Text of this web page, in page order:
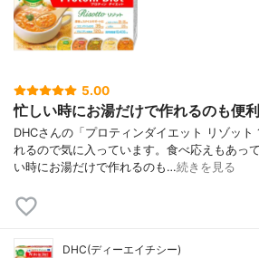
5.00
忙しい時にお湯だけで作れるのも便利
DHCさんの「プロティンダイエット リゾット
れるので気に入っています。食べ応えもあっ
い時にお湯だけで作れるのも…続きを見る
DHC(ディーエイチシー)